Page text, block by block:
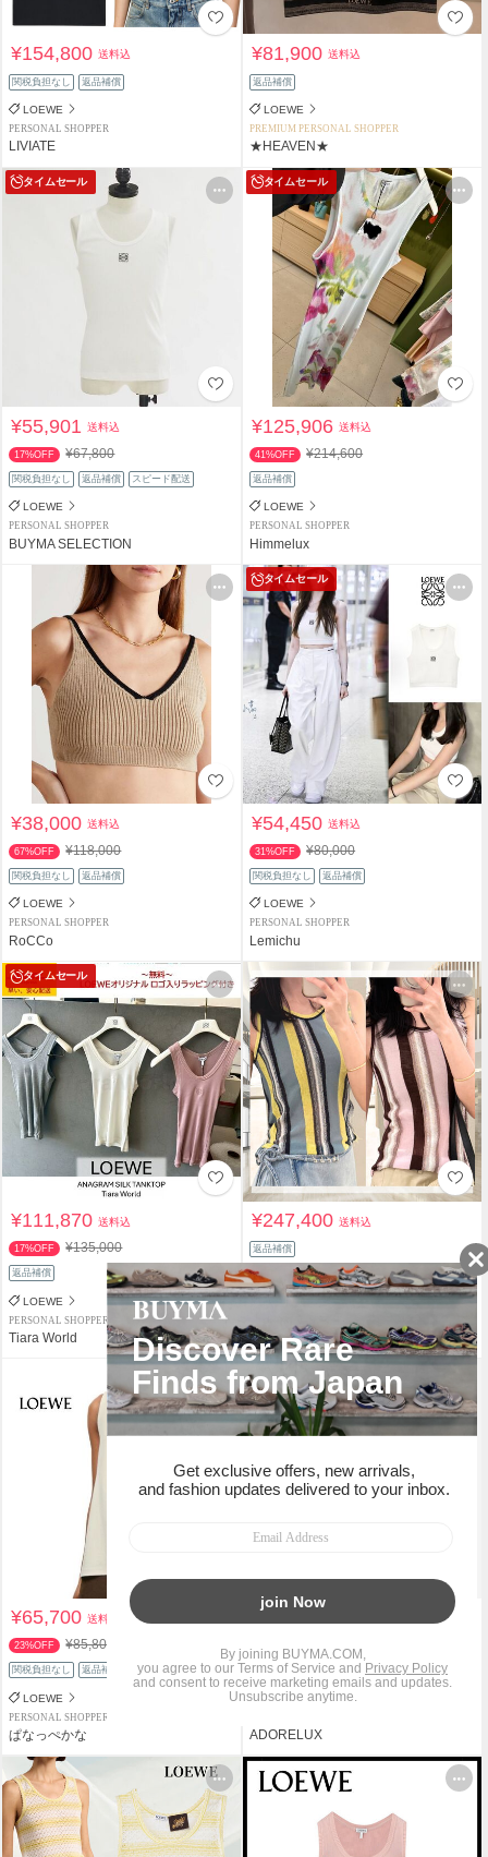
¥154,800送料込
関税負担なし 返品補償
LOEWE
PERSONAL SHOPPER
LIVIATE
¥81,900送料込
返品補償
LOEWE
PREMIUM PERSONAL SHOPPER
★HEAVEN★
タイムセール
¥55,901送料込
17%OFF ¥67,800
関税負担なし 返品補償 スピード配送
LOEWE
PERSONAL SHOPPER
BUYMA SELECTION
タイムセール
¥125,906送料込
41%OFF ¥214,600
返品補償
LOEWE
PERSONAL SHOPPER
Himmelux
¥38,000送料込
67%OFF ¥118,000
関税負担なし 返品補償
LOEWE
PERSONAL SHOPPER
RoCCo
タイムセール
¥54,450送料込
31%OFF ¥80,000
関税負担なし 返品補償
LOEWE
PERSONAL SHOPPER
Lemichu
タイムセール
¥111,870送料込
17%OFF ¥135,000
返品補償
LOEWE
PERSONAL SHOPPER
Tiara World
¥247,400送料込
返品補償
LOEWE
CREA-Trd
¥65,700送料込
23%OFF ¥85,800
関税負担なし 返品補償
LOEWE
PERSONAL SHOPPER
ぱなっぺかな
タイムセール
¥79,318
返品補償
LOEWE
ADORELUX